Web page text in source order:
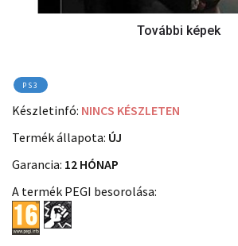
PS3
Készletinfó: NINCS KÉSZLETEN
Termék állapota: ÚJ
Garancia: 12 HÓNAP
A termék PEGI besorolása: